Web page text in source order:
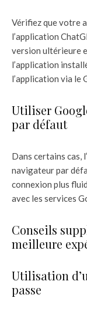
Vérifiez que votre
l’application
version ultérieure
l’application
l’application via le
Utiliser
par défaut
Dans certains cas,
navigateur par
connexion plus
avec les services
Conseils
meilleure
Utilisation
passe